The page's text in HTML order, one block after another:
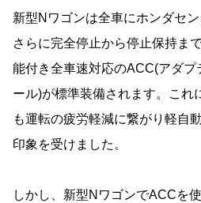
新型Nワゴンは全車にホンダセ
さらに完全停止から停止保持ま
能付き全車速対応のACC(アダプ
ール)が標準装備されます。これ
も運転の疲労軽減に繋がり軽自
印象を受けました。
しかし、新型NワゴンでACCを